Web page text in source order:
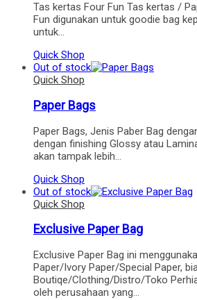
Tas kertas Four Fun Tas kertas /
Fun digunakan untuk goodie bag
untuk…
Quick Shop
Out of stock
Quick Shop
Paper Bags
Paper Bags, Jenis Paber Bag
dengan finishing Glossy atau
akan tampak lebih…
Quick Shop
Out of stock
Quick Shop
Exclusive Paper Bag
Exclusive Paper Bag ini
Paper/Ivory Paper/Special Paper,
Boutiqe/Clothing/Distro/Toko
oleh perusahaan yang…